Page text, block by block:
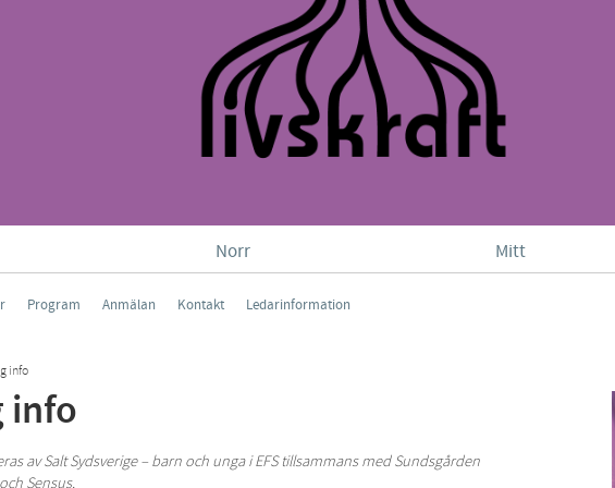
Norr Mitt
Program Anmälan Kontakt Ledarinformation
info
info
av Salt Sydsverige – barn och unga i EFS tillsammans med Sundsgården
Sensus.